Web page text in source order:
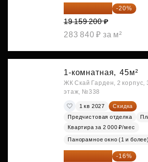
15 327 360 ₽ -20%
19 159 200 ₽
283 840 ₽ за м²
1-комнатная, 45м²
ЖК Скай Гарден, 2 корпус,
этаж, №338
1 кв 2027
Скидка
Предчистовая отделка
Квартира за 2 000 ₽/мес
Панорамное окно (1 и более)
20 260 800 ₽ -16%